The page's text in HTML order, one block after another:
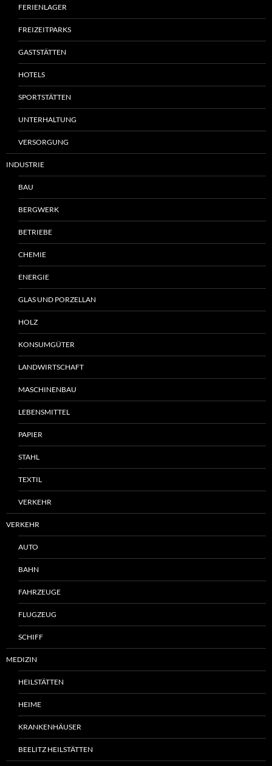
FERIENLAGER
FREIZEITPARKS
GASTSTÄTTEN
HOTELS
SPORTSTÄTTEN
UNTERHALTUNG
VERSORGUNG
INDUSTRIE
BAU
BERGWERK
BETRIEBE
CHEMIE
ENERGIE
GLAS UND PORZELLAN
HOLZ
KONSUMGÜTER
LANDWIRTSCHAFT
MASCHINENBAU
LEBENSMITTEL
PAPIER
STAHL
TEXTIL
VERKEHR
VERKEHR
AUTO
BAHN
FAHRZEUGE
FLUGZEUG
SCHIFF
MEDIZIN
HEILSTÄTTEN
HEIME
KRANKENHÄUSER
BEELITZ HEILSTÄTTEN